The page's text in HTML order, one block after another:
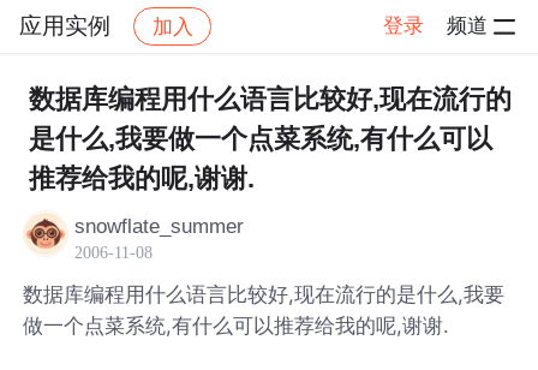
应用实例 加入 登录 频道
社区 应用实例 帖子详情
数据库编程用什么语言比较好,现在流行的
是什么,我要做一个点菜系统,有什么可以
推荐给我的呢,谢谢.
snowflate_summer
2006-11-08
数据库编程用什么语言比较好,现在流行的是什么,我要
做一个点菜系统,有什么可以推荐给我的呢,谢谢.